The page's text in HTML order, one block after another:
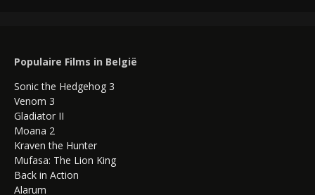
Populaire Films in België
Sonic the Hedgehog 3
Venom 3
Gladiator II
Moana 2
Kraven the Hunter
Mufasa: The Lion King
Back in Action
Alarum